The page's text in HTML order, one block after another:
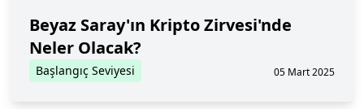
Beyaz Saray'ın Kripto Zirvesi'nde
Neler Olacak?
Başlangıç Seviyesi 05 Mart 2025